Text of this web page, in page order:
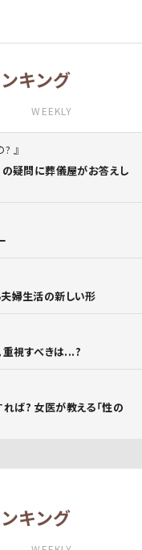
キング
WEEKLY
?
の疑問に葬儀屋がお答えし
婦生活の新しい形
重視すべきは...?
ば? 女医が教える「性の
キング